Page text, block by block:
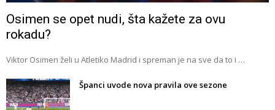
Osimen se opet nudi, šta kažete za ovu
rokadu?
Viktor Osimen želi u Atletiko Madrid i spreman je na sve da to i …
Španci uvode nova pravila ove sezone